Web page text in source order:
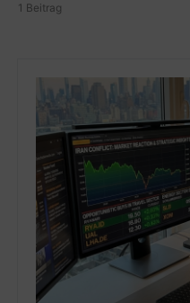
1 Beitrag